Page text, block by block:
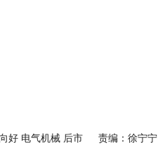
好 电气机械 后市 责编：徐宁宁